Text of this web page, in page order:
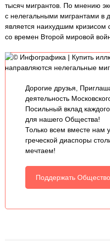
тысяч мигрантов. По мнению
с нелегальными мигрантами в
является наихудшим
со времен Второй мировой
© Инфографика | Купить
направляются нелегальные
Дорогие друзья,
деятельность
Посильный вклад
для нашего Общества!
Только всем вместе нам
греческой диаспоры
мечтаем!
Поддержать Общество